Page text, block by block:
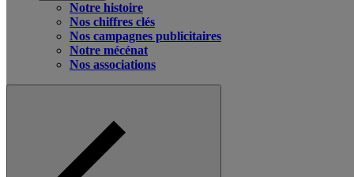
Notre histoire
Nos chiffres clés
Nos campagnes publicitaires
Notre mécénat
Nos associations